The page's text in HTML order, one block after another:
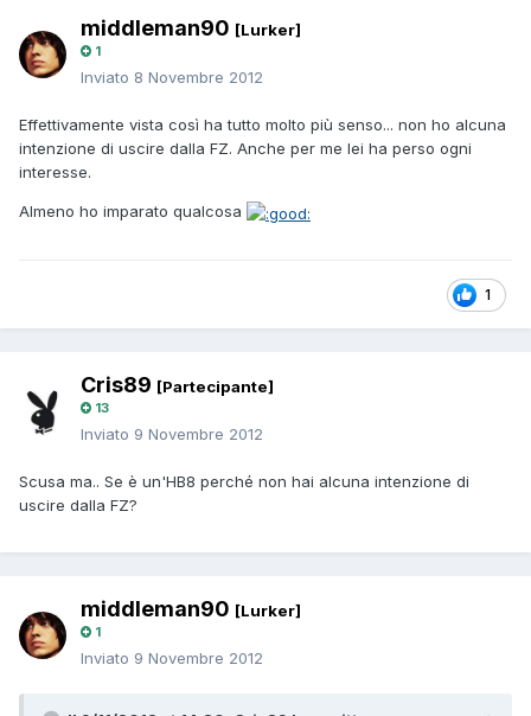
middleman90 [Lurker]
1
Inviato 8 Novembre 2012
Effettivamente vista così ha tutto molto più senso... non ho alcuna
intenzione di uscire dalla FZ. Anche per me lei ha perso ogni
interesse.
Almeno ho imparato qualcosa
1
Cris89 [Partecipante]
13
Inviato 9 Novembre 2012
Scusa ma.. Se è un'HB8 perché non hai alcuna intenzione di
uscire dalla FZ?
middleman90 [Lurker]
1
Inviato 9 Novembre 2012